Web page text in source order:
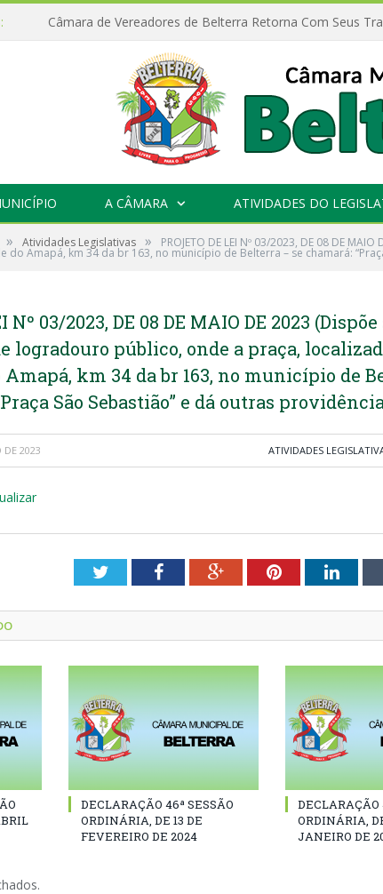
A CÂMARA ATIVIDADES DO
» Atividades Legislativas » PROJETO DE LEI Nº 03/2023, DE 08 DE
do Amapá, km 34 da br 163, no município de Belterra – se chamará:
Nº 03/2023, DE 08 DE MAIO DE 2023
logradouro público, onde a praça,
km 34 da br 163, no município de
São Sebastião” e dá outras
DE 2023 ATIVIDADES
TwitterFacebookGoogle+Pinterest
DECLARAÇÃO 46ª SESSÃO
ORDINÁRIA, DE 13 DE
FEVEREIRO DE 2024
DECLARAÇÃO
ORDINÁRIA,
JANEIRO DE